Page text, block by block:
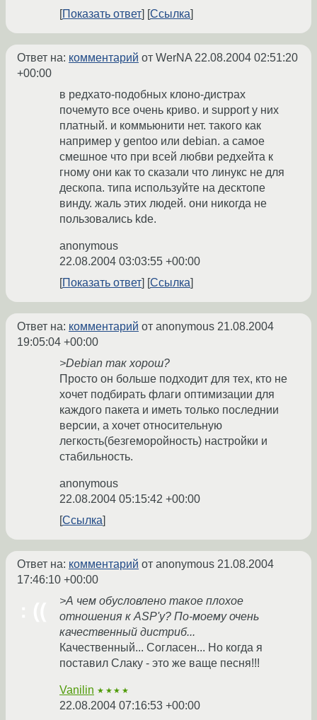
Показать ответ
Ссылка
Ответ на: комментарий от WerNA22.08.2004 02:51:20
+00:00
в редхато-подобных клоно-дистрах
почемуто все очень криво. и support у них
платный. и коммьюнити нет. такого как
например у gentoo или debian. а самое
смешное что при всей любви редхейта к
гному они как то сказали что линукс не для
дескопа. типа используйте на десктопе
винду. жаль этих людей. они никогда не
пользовались kde.
anonymous
22.08.2004 03:03:55 +00:00
Показать ответ
Ссылка
Ответ на: комментарий от anonymous 21.08.2004
19:05:04 +00:00
>Debian так хорош?
Просто он больше подходит для тех, кто не
хочет подбирать флаги оптимизации для
каждого пакета и иметь только последнии
версии, а хочет относительную
легкость(безгеморойность) настройки и
стабильность.
anonymous
22.08.2004 05:15:42 +00:00
Ссылка
Ответ на: комментарий от anonymous 21.08.2004
17:46:10 +00:00
>А чем обусловлено такое плохое
отношения к ASP'у? По-моему очень
качественный дистриб...
Качественный... Согласен... Но когда я
поставил Слаку - это же ваще песня!!!
Vanilin ★★★★
22.08.2004 07:16:53 +00:00